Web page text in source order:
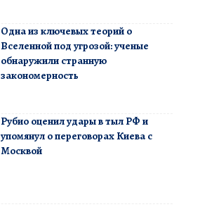
Одна из ключевых теорий о
Вселенной под угрозой: ученые
обнаружили странную
закономерность
Рубио оценил удары в тыл РФ и
упомянул о переговорах Киева с
Москвой